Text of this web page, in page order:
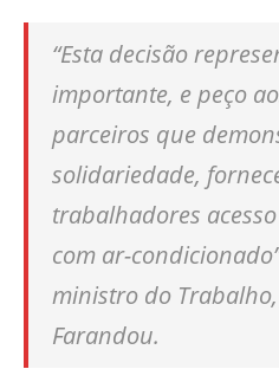
“Esta decisão
importante, e peço
parceiros que
solidariedade,
trabalhadores
com ar-
ministro do Trabalho,
Farandou.